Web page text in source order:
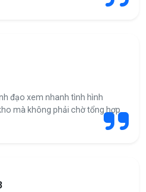
đạo xem nhanh tình hình
mà không phải chờ tổng hợp